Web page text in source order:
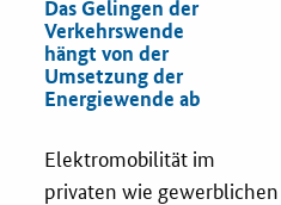
Das Gelingen der
Verkehrswende
hängt von der
Umsetzung der
Energiewende ab
Elektromobilität im
privaten wie gewerblichen